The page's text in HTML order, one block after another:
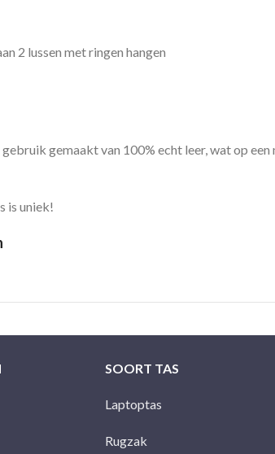
2 lussen met ringen hangen
gemaakt van 100% echt leer, wat op
is uniek!
SOORT TAS
Laptoptas
Rugzak